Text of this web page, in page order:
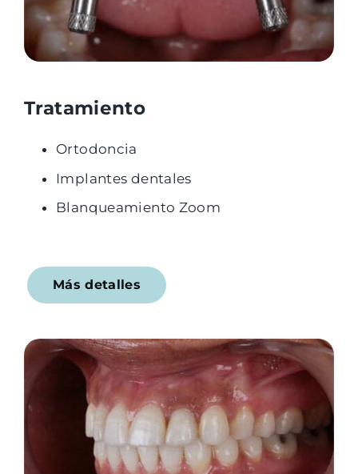
Tratamiento
Ortodoncia
Implantes dentales
Blanqueamiento Zoom
Más detalles